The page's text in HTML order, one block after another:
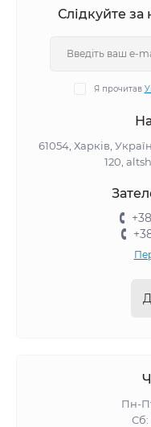
Слідкуйте
Я прочитав
61054, Харків,
120,
Пн-
Сб: